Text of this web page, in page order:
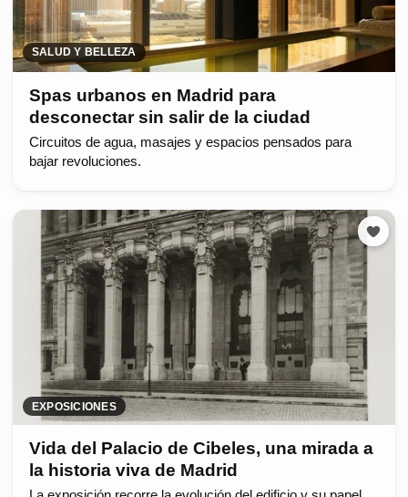
SALUD Y BELLEZA
Spas urbanos en Madrid para
desconectar sin salir de la ciudad
Circuitos de agua, masajes y espacios pensados para
bajar revoluciones.
EXPOSICIONES
Vida del Palacio de Cibeles, una mirada a
la historia viva de Madrid